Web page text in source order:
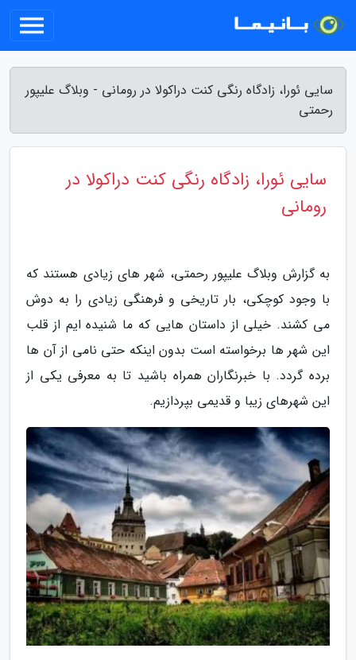
سایی ئورا، زادگاه رنگی کنت دراکولا در رومانی - وبلاگ علیپور
رحمتی
سایی ئورا، زادگاه رنگی کنت دراکولا در
رومانی
به گزارش وبلاگ علیپور رحمتی، شهر های زیادی هستند که
با وجود کوچکی، بار تاریخی و فرهنگی زیادی را به دوش
می کشند. خیلی از داستان هایی که ما شنیده ایم از قلب
این شهر ها برخواسته است بدون اینکه حتی نامی از آن ها
برده گردد. با خبرنگاران همراه باشید تا به معرفی یکی از
این شهرهای زیبا و قدیمی بپردازیم.